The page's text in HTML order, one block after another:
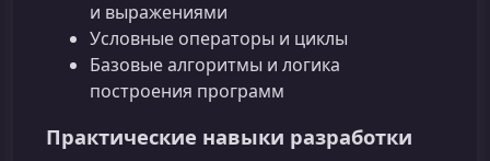
и выражениями
Условные операторы и циклы
Базовые алгоритмы и логика
построения программ
Практические навыки разработки